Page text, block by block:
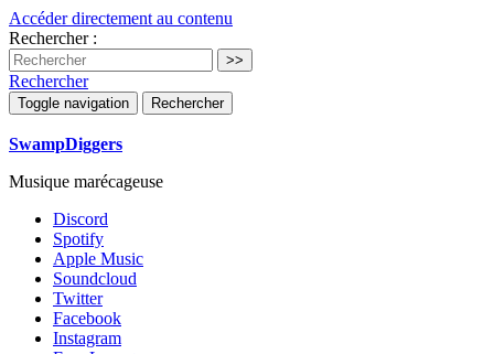
Accéder directement au contenu
Rechercher :
Rechercher
Toggle navigation Rechercher
SwampDiggers
Musique marécageuse
Discord
Spotify
Apple Music
Soundcloud
Twitter
Facebook
Instagram